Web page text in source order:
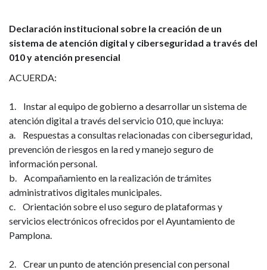
Pamplona
del
jueves
7
de
noviembre
de
2024
Declaración institucional sobre la creación de un
sistema de atención digital y ciberseguridad a través del
010 y atención presencial
ACUERDA:
1. Instar al equipo de gobierno a desarrollar un sistema de
atención digital a través del servicio 010, que incluya:
a. Respuestas a consultas relacionadas con ciberseguridad,
prevención de riesgos en la red y manejo seguro de
información personal.
b. Acompañamiento en la realización de trámites
administrativos digitales municipales.
c. Orientación sobre el uso seguro de plataformas y
servicios electrónicos ofrecidos por el Ayuntamiento de
Pamplona.
2. Crear un punto de atención presencial con personal